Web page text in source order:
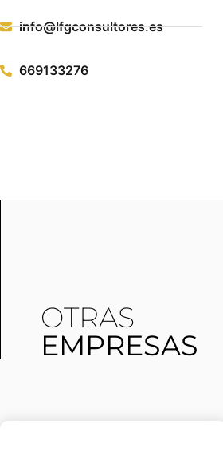
info@lfgconsultores.es
669133276
OTRAS
EMPRESAS